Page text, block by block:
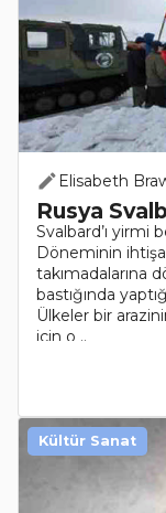
Elisabeth
Rusya
Svalbard’ı yirmi
Döneminin
takımadalarına
bastığında
Ülkeler bir
için o ..
Kültür Sanat